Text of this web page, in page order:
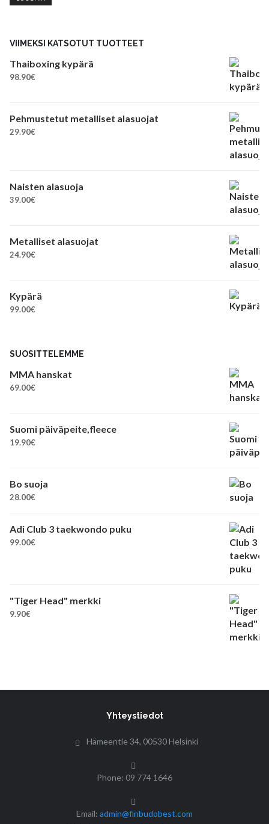
VIIMEKSI KATSOTUT TUOTTEET
Thaiboxing kypärä
98.90€
Pehmustetut metalliset alasuojat
29.90€
Naisten alasuoja
39.00€
Metalliset alasuojat
24.90€
Kypärä
99.00€
SUOSITTELEMME
MMA hanskat
69.00€
Suomi päiväpeite,fleece
19.90€
Bo suoja
28.00€
Adi Club 3 taekwondo puku
99.00€
"Tiger Head" merkki
9.90€
Yhteystiedot
Hämeentie 34, 00530 Helsinki
Phone: 09 774 1646
Email: admin@finbudobest.com